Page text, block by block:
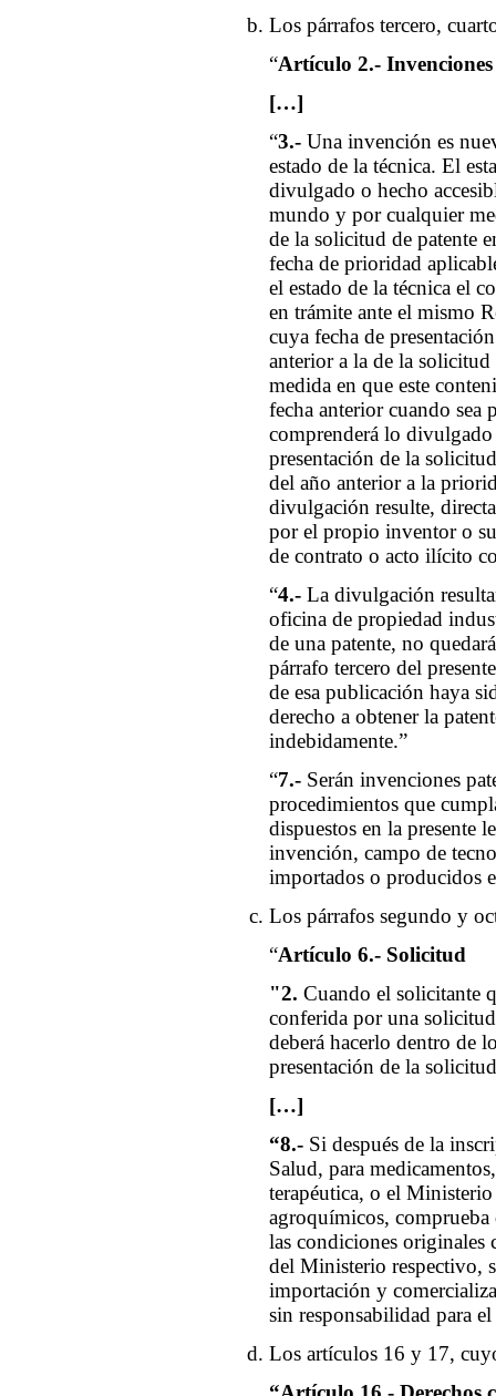
Los párrafos tercero,
“Artículo 2.-
[…]
“3.- Una invención es
estado de la técnica. El
divulgado o hecho
mundo y por cualquier
de la solicitud de patente
fecha de prioridad
el estado de la técnica el
en trámite ante el mismo
cuya fecha de
anterior a la de la
medida en que este
fecha anterior cuando sea
comprenderá lo
presentación de la
del año anterior a la
divulgación resulte,
por el propio inventor o
de contrato o acto ilícito
“4.- La divulgación
oficina de propiedad
de una patente, no
párrafo tercero del
de esa publicación haya
derecho a obtener la
indebidamente.”
“7.- Serán invenciones
procedimientos que
dispuestos en la presente
invención, campo de
importados o producidos
Los párrafos segundo y
“Artículo 6.- Solicitud
"2. Cuando el solicitante
conferida por una
deberá hacerlo dentro de
presentación de la
[…]
“8.- Si después de la
Salud, para
terapéutica, o el
agroquímicos,
las condiciones originales
del Ministerio respectivo,
importación y
sin responsabilidad para
Los artículos 16 y 17,